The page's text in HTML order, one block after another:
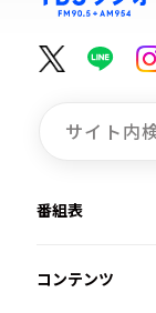
番組表
コンテンツ